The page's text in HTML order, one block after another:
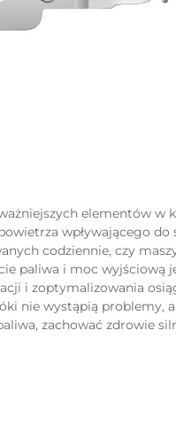
elementów w
wpływającego do
codziennie, czy
paliwa i moc wyjściową
i zoptymalizowania
nie wystąpią problemy,
zachować zdrowie